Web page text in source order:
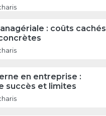
: coûts cachés
en entreprise :
succès et limites